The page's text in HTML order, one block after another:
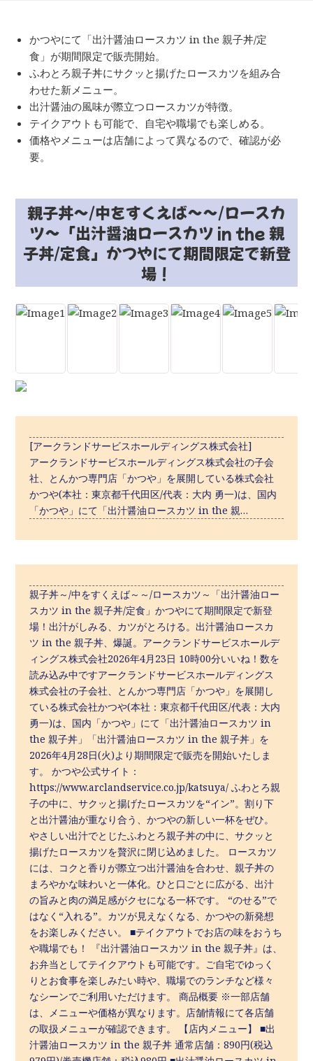
かつやにて「出汁醤油ロースカツ in the 親子丼/定
食」が期間限定で販売開始。
ふわとろ親子丼にサクッと揚げたロースカツを組み合
わせた新メニュー。
出汁醤油の風味が際立つロースカツが特徴。
テイクアウトも可能で、自宅や職場でも楽しめる。
価格やメニューは店舗によって異なるので、確認が必
要。
親子丼～/中をすくえば～～/ロースカ
ツ～「出汁醤油ロースカツ in the 親
子丼/定食」かつやにて期間限定で新登
場！
[アークランドサービスホールディングス株式会社]
アークランドサービスホールディングス株式会社の子会
社、とんかつ専門店「かつや」を展開している株式会社
かつや(本社：東京都千代田区/代表：大内 勇一)は、国内
「かつや」にて「出汁醤油ロースカツ in the 親…
親子丼～/中をすくえば～～/ロースカツ～「出汁醤油ロー
スカツ in the 親子丼/定食」かつやにて期間限定で新登
場！出汁がしみる、カツがとろける。出汁醤油ロースカ
ツ in the 親子丼、爆誕。アークランドサービスホールデ
ィングス株式会社2026年4月23日 10時00分いいね！数を
読み込み中ですアークランドサービスホールディングス
株式会社の⼦会社、とんかつ専⾨店「かつや」を展開し
ている株式会社かつや(本社：東京都千代⽥区/代表：⼤内
勇⼀)は、国内「かつや」にて「出汁醤油ロースカツ in
the 親子丼」「出汁醤油ロースカツ in the 親子丼」を
2026年4月28日(火)より期間限定で販売を開始いたしま
す。 かつや公式サイト：
https://www.arclandservice.co.jp/katsuya/ ふわとろ親
子の中に、サクッと揚げたロースカツを“イン”。割り下
と出汁醤油が重なり合う、かつやの新しい一杯をぜひ。
やさしい出汁でとじたふわとろ親子丼の中に、サクッと
揚げたロースカツを贅沢に閉じ込めました。 ロースカツ
には、コクと香りが際立つ出汁醤油を合わせ、親子丼の
まろやかな味わいと一体化。ひと口ごとに広がる、出汁
の旨みと肉の満足感がクセになる一杯です。 “のせる”で
はなく“入れる”。カツが見えなくなる、かつやの新発想
をお楽しみください。 ■テイクアウトでお店の味をおうち
や職場でも！ 『出汁醤油ロースカツ in the 親子丼』は、
お弁当としてテイクアウトも可能です。ご自宅でゆっく
りとお食事を楽しみたい時や、職場でのランチなど様々
なシーンでご利用いただけます。 商品概要 ※⼀部店舗
は、メニューや価格が異なります。店舗情報にて各店舗
の取扱メニューが確認できます。 【店内メニュー】 ■出
汁醤油ロースカツ in the 親子丼 通常店舗：890円(税込